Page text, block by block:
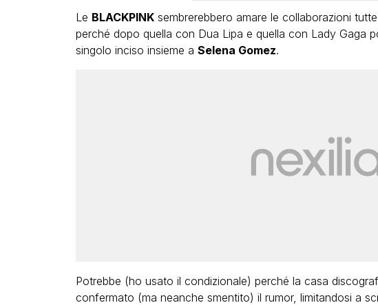
Le BLACKPINKsembrerebbero amare le collaborazioni
perché dopo quella con Dua Lipa e quella con Lady Gaga
singolo inciso insieme a Selena Gomez.
Potrebbe (ho usato il condizionale) perché la casa
confermato (ma neanche smentito) il rumor, limitandosi a